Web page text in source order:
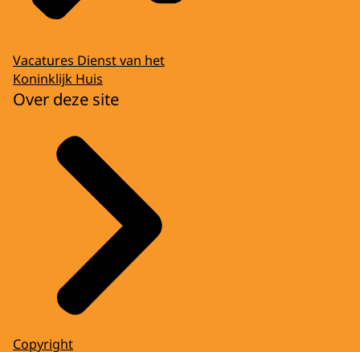
Vacatures Dienst van het
Koninklijk Huis
Over deze site
Copyright